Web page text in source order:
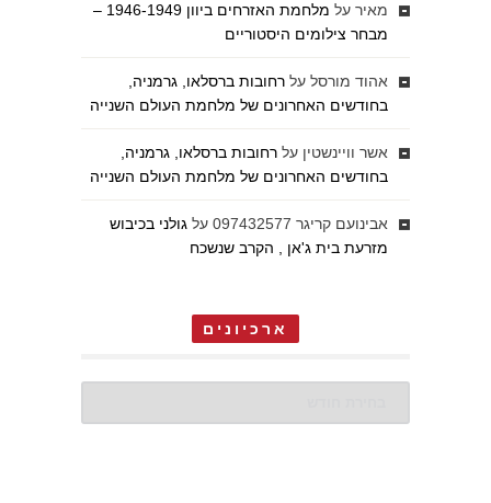
מאיר על
מלחמת האזרחים ביוון 1946-1949 –
מבחר צילומים היסטוריים
אהוד מורסל על רחובות ברסלאו, גרמניה,
בחודשים האחרונים של מלחמת העולם השנייה
אשר וויינשטין על רחובות ברסלאו, גרמניה,
בחודשים האחרונים של מלחמת העולם השנייה
אבינועם קריגר 097432577 על גולני בכיבוש
מזרעת בית ג'אן , הקרב שנשכח
ארכיונים